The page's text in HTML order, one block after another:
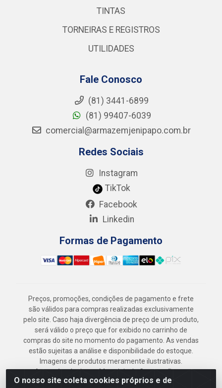
O nosso site coleta cookies próprios e de
TINTAS
TORNEIRAS E REGISTROS
UTILIDADES
Fale Conosco
(81) 3441-6899
(81) 99407-6039
comercial@armazemjenipapo.com.br
Redes Sociais
Instagram
TikTok
Facebook
Linkedin
Formas de Pagamento
Preços, promoções, condições de pagamento e frete
são válidos para compras realizadas exclusivamente
pelo site. Caso haja divergência de preço de um produto,
será válido o preço que for exibido no carrinho de
compras do site no momento do pagamento. As vendas
estão sujeitas a análise e disponibilidade do estoque.
Imagens de produtos meramente ilustrativas.
Armazém Jenipapo Materiais de Construção em
Geral LTDA - Rua das Flores, 2691 - Guabiraba,